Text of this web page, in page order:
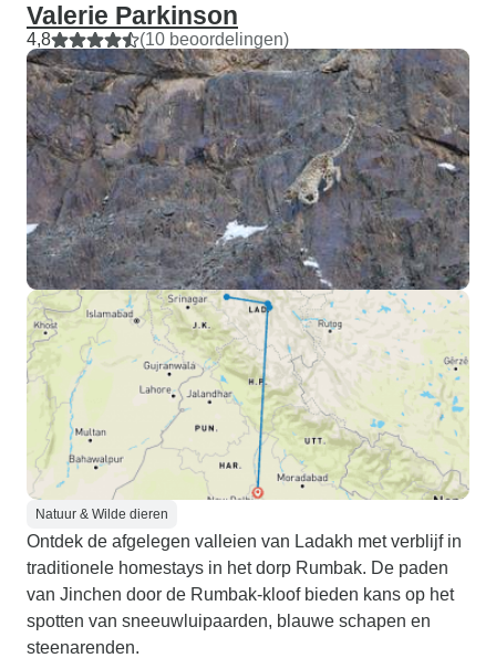
Valerie Parkinson
4,8 (10 beoordelingen)
Natuur & Wilde dieren
Ontdek de afgelegen valleien van Ladakh met verblijf in
traditionele homestays in het dorp Rumbak. De paden
van Jinchen door de Rumbak-kloof bieden kans op het
spotten van sneeuwluipaarden, blauwe schapen en
steenarenden.